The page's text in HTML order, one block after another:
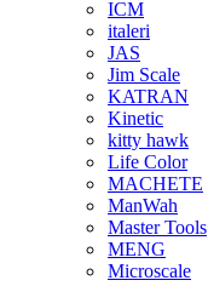
ICM
italeri
JAS
Jim Scale
KATRAN
Kinetic
kitty hawk
Life Color
MACHETE
ManWah
Master Tools
MENG
Microscale